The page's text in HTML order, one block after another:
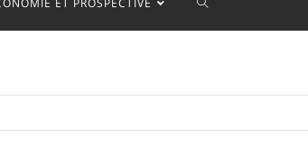
ET PROSPECTIVE